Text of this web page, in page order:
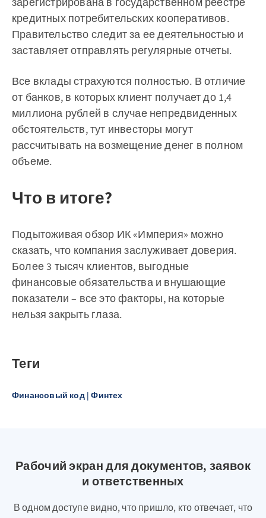
кредитных потребительских кооперативов.
Правительство следит за ее деятельностью и
заставляет отправлять регулярные отчеты.
Все вклады страхуются полностью. В отличие
от банков, в которых клиент получает до 1,4
миллиона рублей в случае непредвиденных
обстоятельств, тут инвесторы могут
рассчитывать на возмещение денег в полном
объеме.
Что в итоге?
Подытоживая обзор ИК «Империя» можно
сказать, что компания заслуживает доверия.
Более 3 тысяч клиентов, выгодные
финансовые обязательства и внушающие
показатели – все это факторы, на которые
нельзя закрыть глаза.
Теги
Финансовый код | Финтех
Рабочий экран для документов, заявок
и ответственных
В одном доступе видно, что пришло, кто отвечает, что